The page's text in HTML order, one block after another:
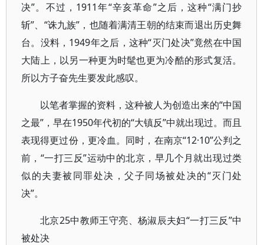
决”。不过，1911年“辛亥革命”之后，这种“满门抄
斩”、“诛九族”，也随着满清王朝的结束而退出历史舞
台。没料，1949年之后，这种“灭门处决”竟然在中国
大陆上，以另一种更为时髦也更为冷酷的形式复活。
所以方子奋先生要发此感叹。
以笔者掌握的资料，这种被人为创造出来的“中国
之最”，早在1950年代初的“大镇反”中就出现过。而且
表现得更过份，更冷血。同时，在南京“12·10”公判之
前，“一打三反”运动中的北京，早几个月就出现过类
似的夫妻被同罪处决，父子同场被处决的“灭门处
决”。
北京25中教师王守亮、杨淑辰夫妇“一打三反”中
被处决